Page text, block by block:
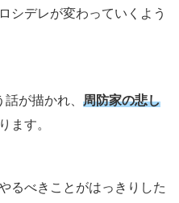
シデレが変わっていくよう
が描かれ、 周防家の悲し
ます。
るべきことがはっきりした